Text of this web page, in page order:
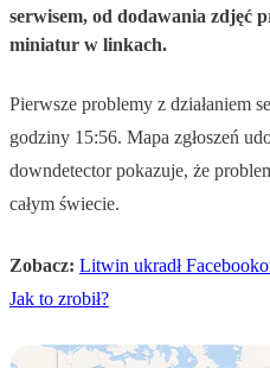
serwisem, od dodawania zdjęć
miniatur w linkach.
Pierwsze problemy z działaniem
godziny 15:56. Mapa zgłoszeń
downdetector pokazuje, że
całym świecie.
Zobacz: Litwin ukradł
Jak to zrobił?